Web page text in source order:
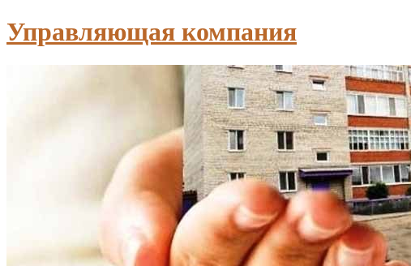
Управляющая компания